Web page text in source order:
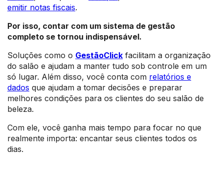
emitir notas fiscais.
Por isso, contar com um sistema de gestão
completo se tornou indispensável.
Soluções como o GestãoClick facilitam a organização
do salão e ajudam a manter tudo sob controle em um
só lugar. Além disso, você conta com relatórios e
dados que ajudam a tomar decisões e preparar
melhores condições para os clientes do seu salão de
beleza.
Com ele, você ganha mais tempo para focar no que
realmente importa: encantar seus clientes todos os
dias.